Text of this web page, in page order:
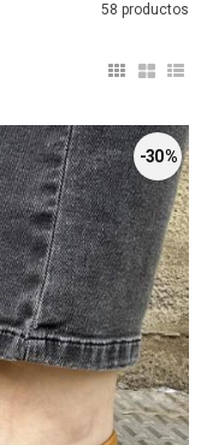
58 productos
-30 %